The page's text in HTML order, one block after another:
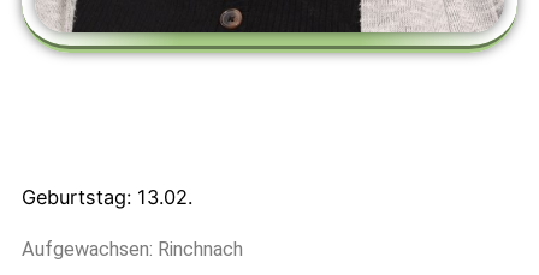
Geburtstag: 13.02.
Aufgewachsen: Rinchnach